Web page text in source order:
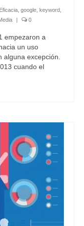
Eficacia google keyword
| 0
empezaron a
un uso
excepción.
cuando el